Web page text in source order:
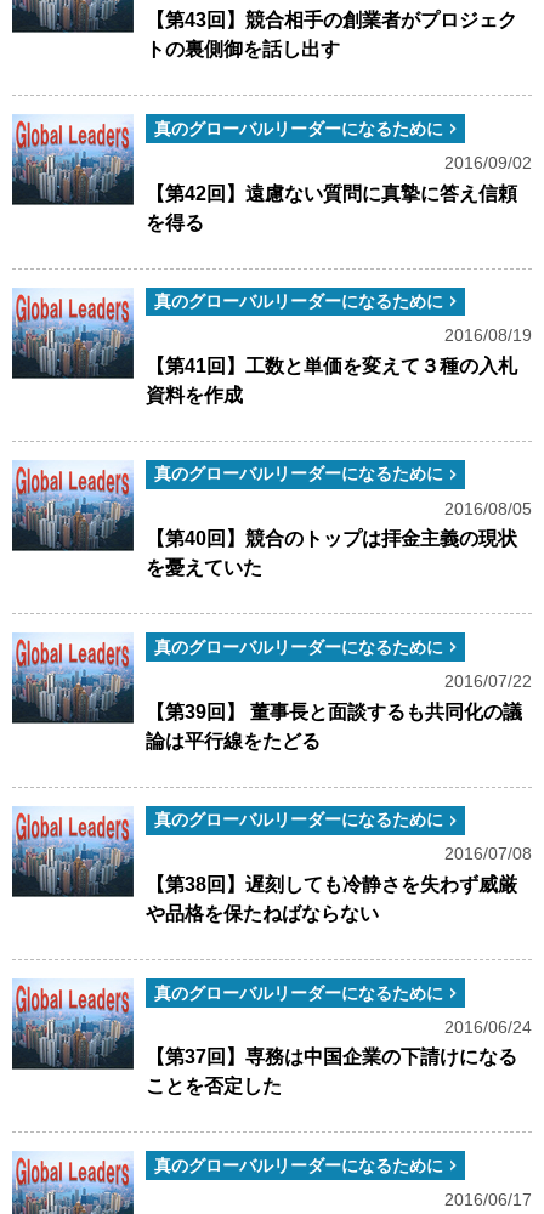
【第43回】競合相手の創業者がプロジェク
トの裏側御を話し出す
真のグローバルリーダーになるために
2016/09/02
【第42回】遠慮ない質問に真摯に答え信頼
を得る
真のグローバルリーダーになるために
2016/08/19
【第41回】工数と単価を変えて３種の入札
資料を作成
真のグローバルリーダーになるために
2016/08/05
【第40回】競合のトップは拝金主義の現状
を憂えていた
真のグローバルリーダーになるために
2016/07/22
【第39回】 董事長と面談するも共同化の議
論は平行線をたどる
真のグローバルリーダーになるために
2016/07/08
【第38回】遅刻しても冷静さを失わず威厳
や品格を保たねばならない
真のグローバルリーダーになるために
2016/06/24
【第37回】専務は中国企業の下請けになる
ことを否定した
真のグローバルリーダーになるために
2016/06/17